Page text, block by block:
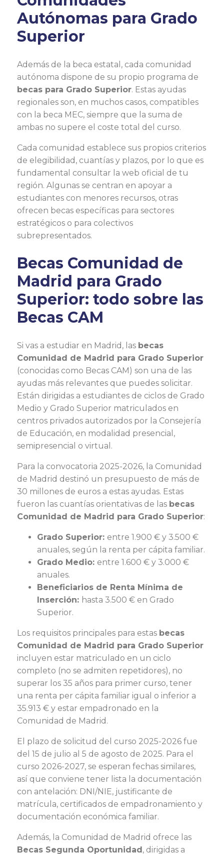
Autónomas para Grado
Superior
Además de la beca estatal, cada comunidad
autónoma dispone de su propio programa de
becas para Grado Superior. Estas ayudas
regionales son, en muchos casos, compatibles
con la beca MEC, siempre que la suma de
ambas no supere el coste total del curso.
Cada comunidad establece sus propios criterios
de elegibilidad, cuantías y plazos, por lo que es
fundamental consultar la web oficial de tu
región. Algunas se centran en apoyar a
estudiantes con menores recursos, otras
ofrecen becas específicas para sectores
estratégicos o para colectivos
subrepresentados.
Becas Comunidad de
Madrid para Grado
Superior: todo sobre las
Becas CAM
Si vas a estudiar en Madrid, las becas
Comunidad de Madrid para Grado Superior
(conocidas como Becas CAM) son una de las
ayudas más relevantes que puedes solicitar.
Están dirigidas a estudiantes de ciclos de Grado
Medio y Grado Superior matriculados en
centros privados autorizados por la Consejería
de Educación, en modalidad presencial,
semipresencial o virtual.
Para la convocatoria 2025-2026, la Comunidad
de Madrid destinó un presupuesto de más de
30 millones de euros a estas ayudas. Estas
fueron las cuantías orientativas de las becas
Comunidad de Madrid para Grado Superior:
Grado Superior: entre 1.900 € y 3.500 €
anuales, según la renta per cápita familiar.
Grado Medio: entre 1.600 € y 3.000 €
anuales.
Beneficiarios de Renta Mínima de
Inserción: hasta 3.500 € en Grado
Superior.
Los requisitos principales para estas becas
Comunidad de Madrid para Grado Superior
incluyen estar matriculado en un ciclo
completo (no se admiten repetidores), no
superar los 35 años para primer curso, tener
una renta per cápita familiar igual o inferior a
35.913 € y estar empadronado en la
Comunidad de Madrid.
El plazo de solicitud del curso 2025-2026 fue
del 15 de julio al 5 de agosto de 2025. Para el
curso 2026-2027, se esperan fechas similares,
así que conviene tener lista la documentación
con antelación: DNI/NIE, justificante de
matrícula, certificados de empadronamiento y
documentación económica familiar.
Además, la Comunidad de Madrid ofrece las
Becas Segunda Oportunidad, dirigidas a